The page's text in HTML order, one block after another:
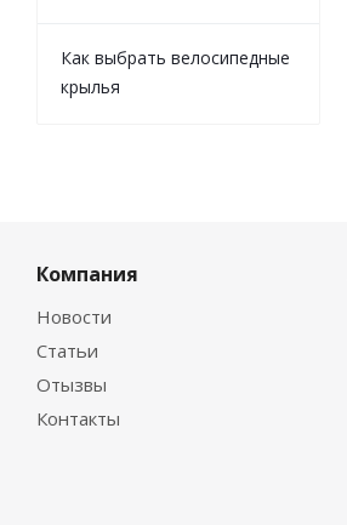
Как выбрать велосипедные
крылья
Компания
Новости
Статьи
Отызвы
Контакты